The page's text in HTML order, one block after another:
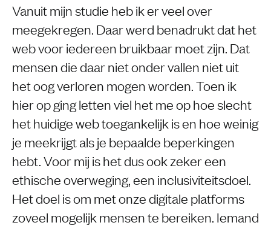
Vanuit mijn studie heb ik er veel over
meegekregen. Daar werd benadrukt dat het
web voor iedereen bruikbaar moet zijn. Dat
mensen die daar niet onder vallen niet uit
het oog verloren mogen worden. Toen ik
hier op ging letten viel het me op hoe slecht
het huidige web toegankelijk is en hoe weinig
je meekrijgt als je bepaalde beperkingen
hebt. Voor mij is het dus ook zeker een
ethische overweging, een inclusiviteitsdoel.
Het doel is om met onze digitale platforms
zoveel mogelijk mensen te bereiken. Iemand